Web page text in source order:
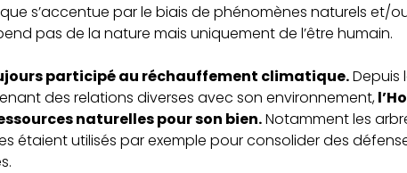
s’accentue par le biais de phénomènes naturels et/
pas de la nature mais uniquement de l’être humain.
participé au réchauffement climatique.Depuis
des relations diverses avec son environnement,
naturelles pour son bien.Notamment les
étaient utilisés par exemple pour consolider des